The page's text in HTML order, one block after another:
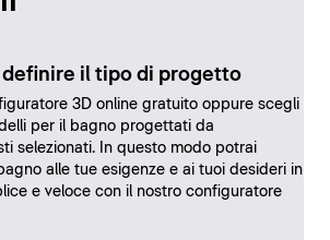
definire il tipo di progetto
3D online gratuito oppure scegli
per il bagno progettati da
selezionati. In questo modo potrai
alle tue esigenze e ai tuoi desideri in
e veloce con il nostro configuratore